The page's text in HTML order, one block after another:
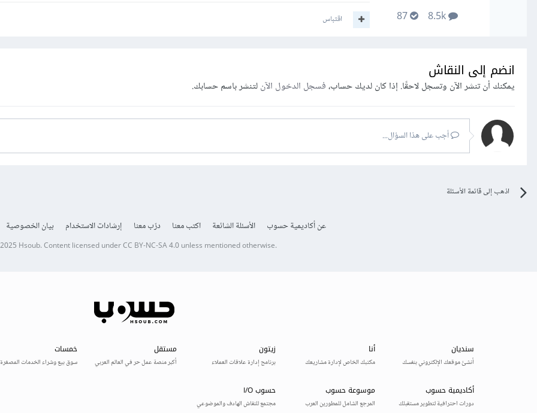
اقتباس
انضم إلى النقاش
يمكنك أن تنشر الآن وتسجل لاحقًا. إذا كان لديك حساب،فسجل الدخول الآنلتنشر باسم حسابك.
أجب على هذا السؤال...
اذهب إلى قائمة الأسئلة
عن أكاديمية حسوب الأسئلة الشائعة اكتب معنا درّب معنا إرشادات الاستخدام بيان الخصوصية
Hsoub.Content licensed underCC BY-NC-SA 4.0unless mentioned otherwise.